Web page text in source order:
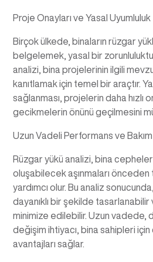
Proje Onayları ve Yasal Uyumluluk
Birçok ülkede, binaların rüzgar
belgelemek, yasal bir
analizi, bina projelerinin ilgili
kanıtlamak için temel bir araçtır.
sağlanması, projelerin daha hızlı
gecikmelerin önünü geçilmesini
Uzun Vadeli Performans ve Bakım
Rüzgar yükü analizi, bina
oluşabilecek aşınmaları
yardımcı olur. Bu analiz
dayanıklı bir şekilde tasarlanabilir
minimize edilebilir. Uzun vadede,
değişim ihtiyacı, bina sahipleri
avantajları sağlar.